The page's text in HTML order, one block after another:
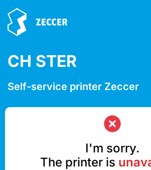
CH STER
Self-service printer Zeccer
I'm sorry.
The printer is